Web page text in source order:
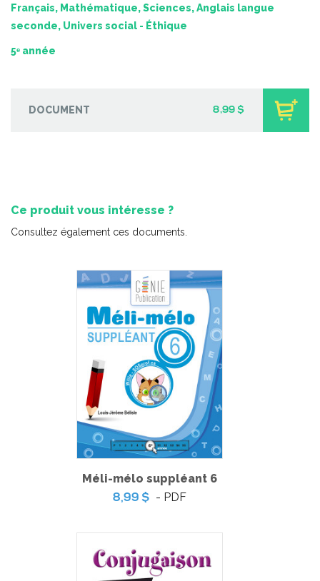
Les sons en chansons
4,99 $-PDF + MP3
Français, Mathématique, Sciences, Anglais langue
seconde, Univers social - Éthique
5ᵉ année
DOCUMENT 8,99 $
Ce produit vous intéresse ?
Consultez également ces documents.
Méli-mélo suppléant 6
8,99 $ - PDF